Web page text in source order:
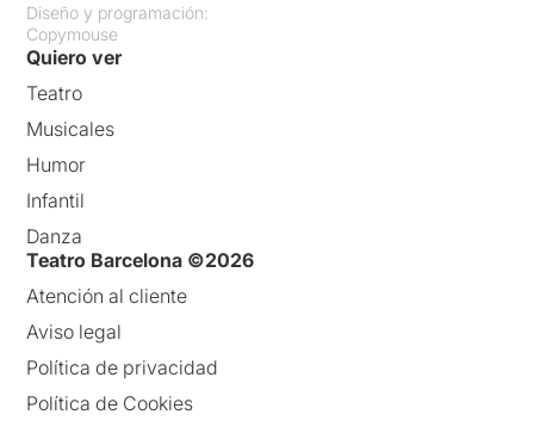
Diseño y programación:
Copymouse
Quiero ver
Teatro
Musicales
Humor
Infantil
Danza
Teatro Barcelona ©2026
Atención al cliente
Aviso legal
Política de privacidad
Política de Cookies